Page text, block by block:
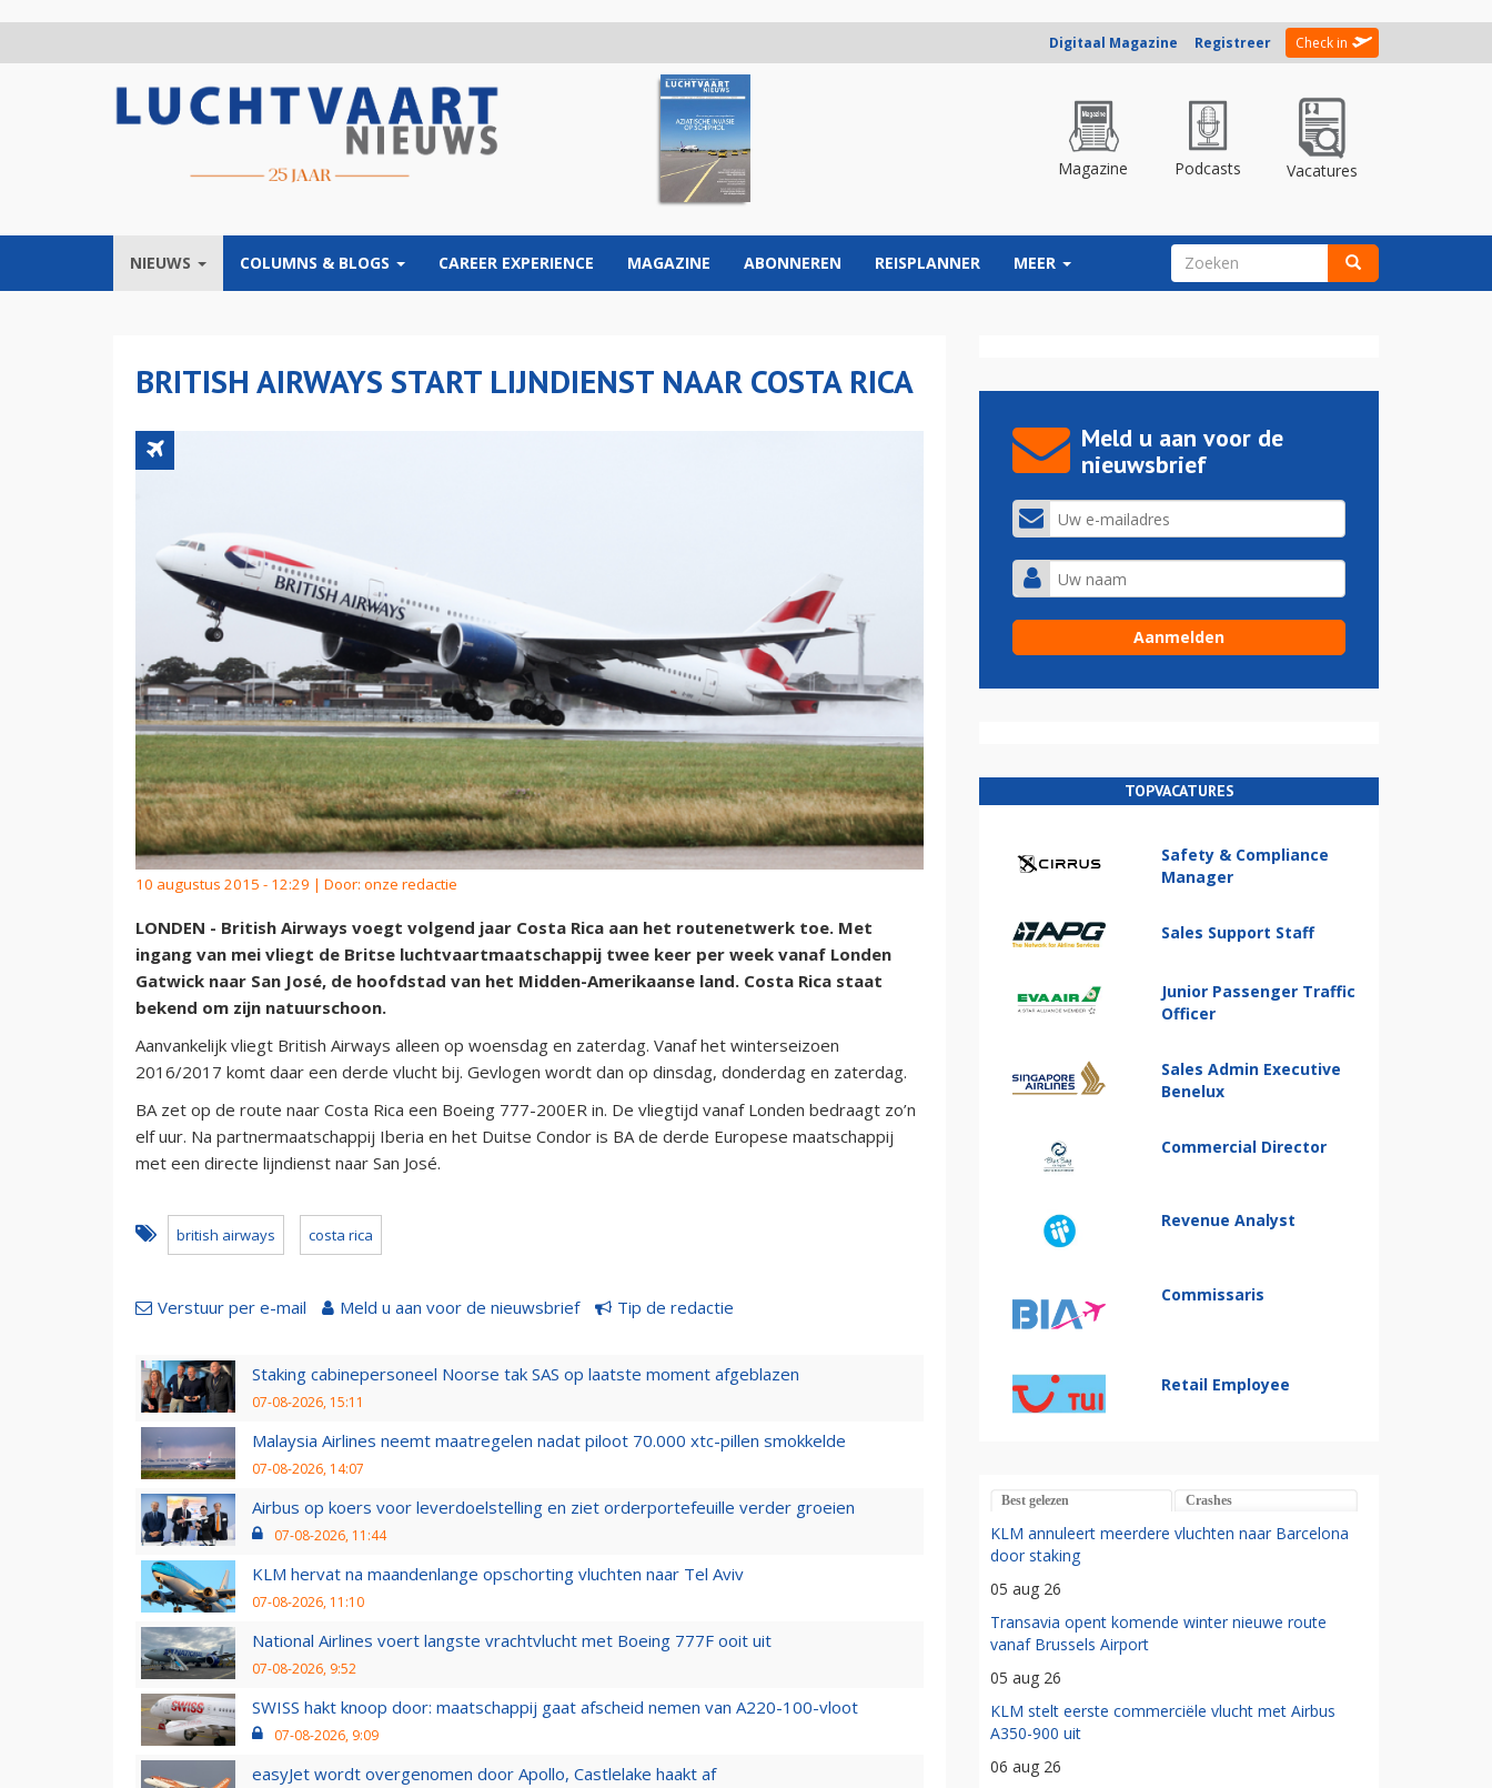
Digitaal Magazine Registreer Check in
Magazine Podcasts Vacatures
NIEUWS COLUMNS & BLOGS CAREER EXPERIENCE MAGAZINE ABONNEREN REISPLANNER MEER ZOEKVELD
BRITISH AIRWAYS START LIJNDIENST NAAR COSTA RICA
10 augustus 2015 - 12:29 | Door: onze redactie
LONDEN - British Airways voegt volgend jaar Costa Rica aan het routenetwerk toe. Met
ingang van mei vliegt de Britse luchtvaartmaatschappij twee keer per week vanaf Londen
Gatwick naar San José, de hoofdstad van het Midden-Amerikaanse land. Costa Rica staat
bekend om zijn natuurschoon.
Aanvankelijk vliegt British Airways alleen op woensdag en zaterdag. Vanaf het winterseizoen
2016/2017 komt daar een derde vlucht bij. Gevlogen wordt dan op dinsdag, donderdag en zaterdag.
BA zet op de route naar Costa Rica een Boeing 777-200ER in. De vliegtijd vanaf Londen bedraagt zo’n
elf uur. Na partnermaatschappij Iberia en het Duitse Condor is BA de derde Europese maatschappij
met een directe lijndienst naar San José.
british airways costa rica
Verstuur per e-mail Meld u aan voor de nieuwsbrief Tip de redactie
Staking cabinepersoneel Noorse tak SAS op laatste moment afgeblazen
07-08-2026, 15:11
Malaysia Airlines neemt maatregelen nadat piloot 70.000 xtc-pillen smokkelde
07-08-2026, 14:07
Airbus op koers voor leverdoelstelling en ziet orderportefeuille verder groeien
07-08-2026, 11:44
KLM hervat na maandenlange opschorting vluchten naar Tel Aviv
07-08-2026, 11:10
National Airlines voert langste vrachtvlucht met Boeing 777F ooit uit
07-08-2026, 9:52
SWISS hakt knoop door: maatschappij gaat afscheid nemen van A220-100-vloot
07-08-2026, 9:09
easyJet wordt overgenomen door Apollo, Castlelake haakt af
Meld u aan voor de
nieuwsbrief
TOPVACATURES
Safety & Compliance
Manager
Sales Support Staff
Junior Passenger Traffic
Officer
Sales Admin Executive
Benelux
Commercial Director
Revenue Analyst
Commissaris
Retail Employee
Best gelezen Crashes
KLM annuleert meerdere vluchten naar Barcelona
door staking
05 aug 26
Transavia opent komende winter nieuwe route
vanaf Brussels Airport
05 aug 26
KLM stelt eerste commerciële vlucht met Airbus
A350-900 uit
06 aug 26